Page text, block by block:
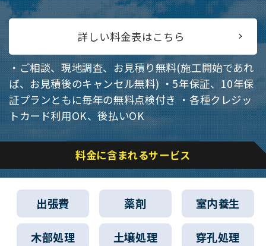
詳しい料金表はこちら
・ご相談、現地調査、お見積り無料(施工開始であれ
ば、お見積後のキャンセル無料)・5年保証、10年保
証プランともに毎年の無料点検付き ・各種クレジッ
トカード利用OK、後払いOK
料金に含まれるサービス
出張費 薬剤 室内養生
木部処理 土壌処理 穿孔処理